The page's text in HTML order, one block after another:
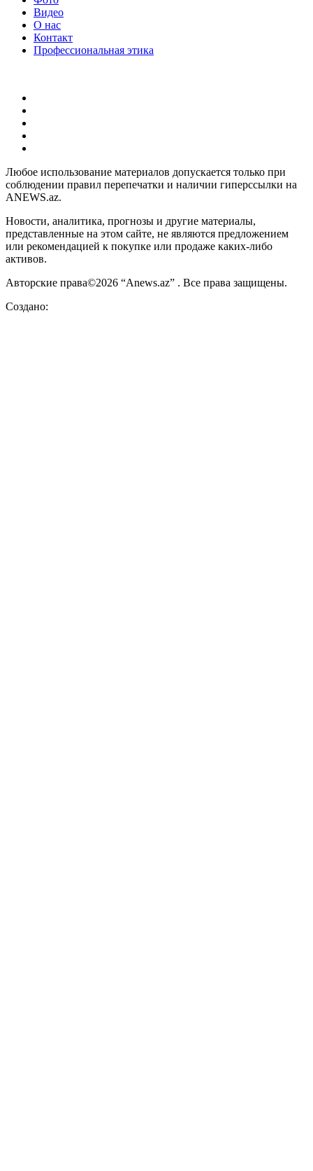
Видео
О нас
Контакт
Профессиональная этика
Любое использование материалов допускается только при
соблюдении правил перепечатки и наличии гиперссылки на
ANEWS.az.
Новости, аналитика, прогнозы и другие материалы,
представленные на этом сайте, не являются предложением
или рекомендацией к покупке или продаже каких-либо
активов.
Авторские права©2026 “Anews.az” . Все права защищены.
Создано: